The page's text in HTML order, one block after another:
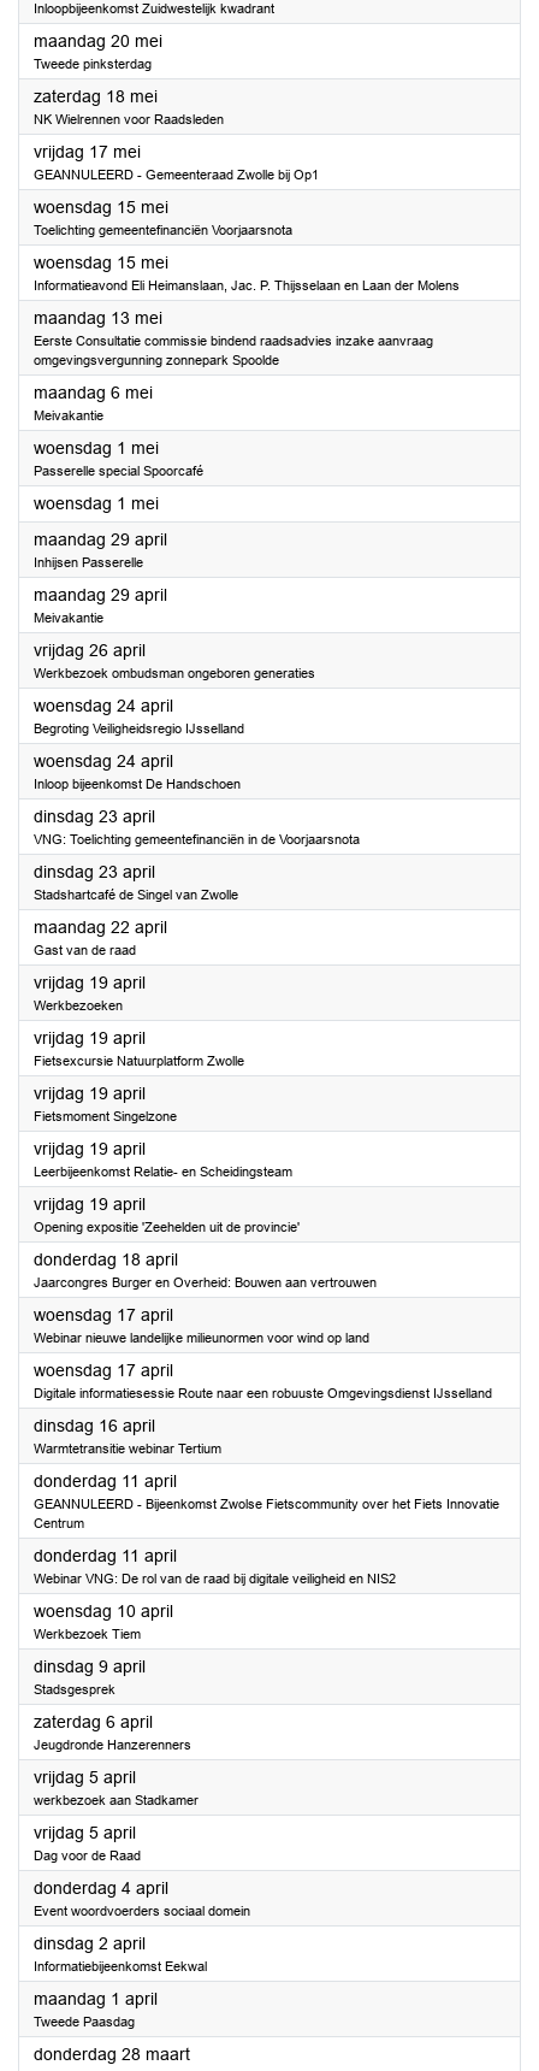
Inloopbijeenkomst Zuidwestelijk kwadrant
maandag 20 mei2024
Tweede pinksterdag
zaterdag 18 mei2024
NK Wielrennen voor Raadsleden
vrijdag 17 mei2024
GEANNULEERD - Gemeenteraad Zwolle bij Op1
woensdag 15 mei2024
Toelichting gemeentefinanciën Voorjaarsnota
woensdag 15 mei2024
Informatieavond Eli Heimanslaan, Jac. P. Thijsselaan en Laan der Molens
maandag 13 mei2024
Eerste Consultatie commissie bindend raadsadvies inzake aanvraag
omgevingsvergunning zonnepark Spoolde
maandag 6 mei2024
Meivakantie
woensdag 1 mei2024
Passerelle special Spoorcafé
woensdag 1 mei2024
maandag 29 april2024
Inhijsen Passerelle
maandag 29 april2024
Meivakantie
vrijdag 26 april2024
Werkbezoek ombudsman ongeboren generaties
woensdag 24 april2024
Begroting Veiligheidsregio IJsselland
woensdag 24 april2024
Inloop bijeenkomst De Handschoen
dinsdag 23 april2024
VNG: Toelichting gemeentefinanciën in de Voorjaarsnota
dinsdag 23 april2024
Stadshartcafé de Singel van Zwolle
maandag 22 april2024
Gast van de raad
vrijdag 19 april2024
Werkbezoeken
vrijdag 19 april2024
Fietsexcursie Natuurplatform Zwolle
vrijdag 19 april2024
Fietsmoment Singelzone
vrijdag 19 april2024
Leerbijeenkomst Relatie- en Scheidingsteam
vrijdag 19 april2024
Opening expositie 'Zeehelden uit de provincie'
donderdag 18 april2024
Jaarcongres Burger en Overheid: Bouwen aan vertrouwen
woensdag 17 april2024
Webinar nieuwe landelijke milieunormen voor wind op land
woensdag 17 april2024
Digitale informatiesessie Route naar een robuuste Omgevingsdienst IJsselland
dinsdag 16 april2024
Warmtetransitie webinar Tertium
donderdag 11 april2024
GEANNULEERD - Bijeenkomst Zwolse Fietscommunity over het Fiets Innovatie
Centrum
donderdag 11 april2024
Webinar VNG: De rol van de raad bij digitale veiligheid en NIS2
woensdag 10 april2024
Werkbezoek Tiem
dinsdag 9 april2024
Stadsgesprek
zaterdag 6 april2024
Jeugdronde Hanzerenners
vrijdag 5 april2024
werkbezoek aan Stadkamer
vrijdag 5 april2024
Dag voor de Raad
donderdag 4 april2024
Event woordvoerders sociaal domein
dinsdag 2 april2024
Informatiebijeenkomst Eekwal
maandag 1 april2024
Tweede Paasdag
donderdag 28 maart2024